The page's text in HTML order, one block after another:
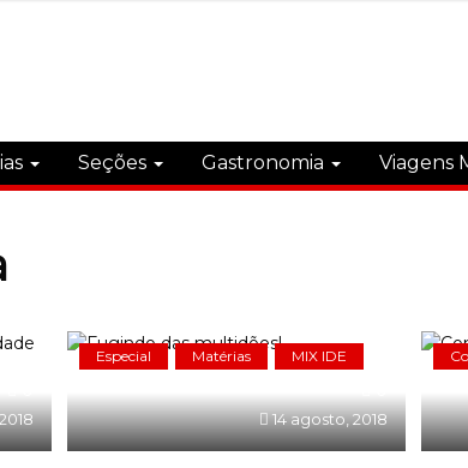
Seções Gastronomia Viagens
Especial Matérias MIX IDE
14 agosto, 2018